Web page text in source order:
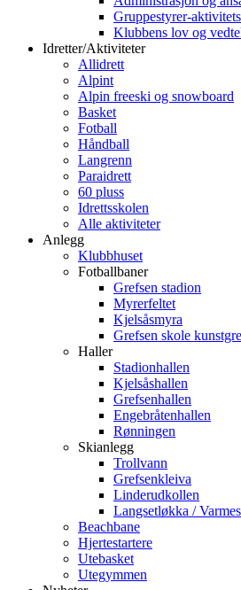
Gruppestyrer-
Klubbens lov og
Idretter/Aktiviteter
Allidrett
Alpint
Alpin freeski og snowboard
Basket
Fotball
Håndball
Langrenn
Paraidrett
60 pluss
Idrettsskolen
Alle aktiviteter
Anlegg
Klubbhuset
Fotballbaner
Grefsen stadion
Myrerfeltet
Kjelsåsmyra
Grefsen skole
Haller
Stadionhallen
Kjelsåshallen
Grefsenhallen
Engebråtenhallen
Rønningen
Skianlegg
Trollvann
Grefsenkleiva
Linderudkollen
Langsetløkka /
Beachbane
Hjertestartere
Utebasket
Utegymmen